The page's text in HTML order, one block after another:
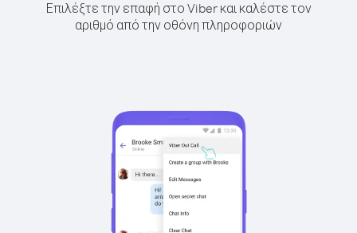
Επιλέξτε την επαφή στο Viber και καλέστε τον
αριθμό από την οθόνη πληροφοριών